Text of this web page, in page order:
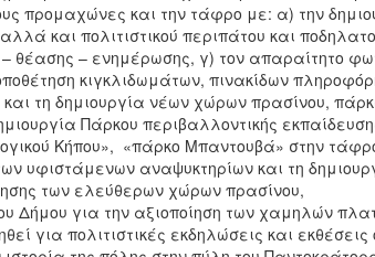
προμαχώνες και την τάφρο με: α) την
και πολιτιστικού περιπάτου και
– ενημέρωσης, γ) τον απαραίτητο
κιγκλιδωμάτων, πινακίδων
και τη δημιουργία νέων χώρων πρασίνου,
Πάρκου περιβαλλοντικής
Κήπου», «πάρκο Μπαντουβά» στην
υφιστάμενων αναψυκτηρίων και τη
των ελεύθερων χώρων πρασίνου,
Δήμου για την αξιοποίηση των χαμηλών
για πολιτιστικές εκδηλώσεις και